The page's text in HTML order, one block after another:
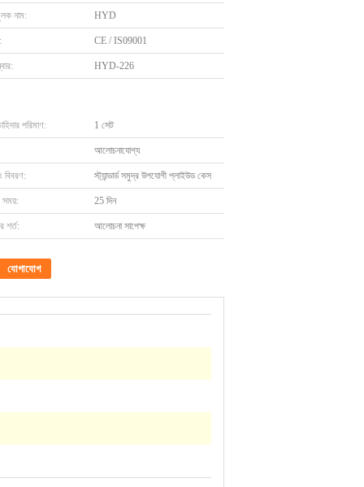
নাম: HYD
CE / IS09001
HYD-226
পরিমাণ: 1 সেট
আলোচনাযোগ্য
বিবরণ: স্ট্যান্ডার্ড সমুদ্র উপযোগী প্লাইউড কেস
সময়: 25 দিন
শর্ত: আলোচনা সাপেক্ষ
যোগাযোগ